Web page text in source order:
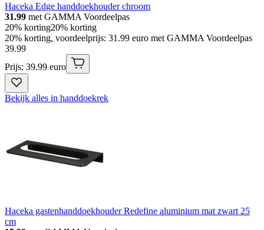
Haceka Edge handdoekhouder chroom
31.99 met GAMMA Voordeelpas
20% korting20% korting
20% korting, voordeelprijs: 31.99 euro met GAMMA Voordeelpas
39.99
Prijs: 39.99 euro
Bekijk alles in handdoekrek
Haceka gastenhanddoekhouder Redefine aluminium mat zwart 25
cm